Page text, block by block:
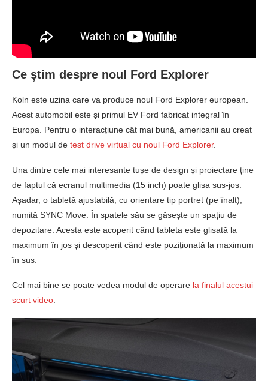
Ce știm despre noul Ford Explorer
Koln este uzina care va produce noul Ford Explorer european.
Acest automobil este și primul EV Ford fabricat integral în
Europa. Pentru o interacțiune cât mai bună, americanii au creat
și un modul de test drive virtual cu noul Ford Explorer.
Una dintre cele mai interesante tușe de design și proiectare ține
de faptul că ecranul multimedia (15 inch) poate glisa sus-jos.
Așadar, o tabletă ajustabilă, cu orientare tip portret (pe înalt),
numită SYNC Move. În spatele său se găsește un spațiu de
depozitare. Acesta este acoperit când tableta este glisată la
maximum în jos și descoperit când este poziționată la maximum
în sus.
Cel mai bine se poate vedea modul de operare la finalul acestui
scurt video